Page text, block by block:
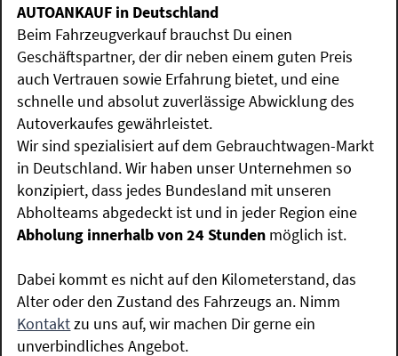
AUTOANKAUF in Deutschland
Beim Fahrzeugverkauf brauchst Du einen
Geschäftspartner, der dir neben einem guten Preis
auch Vertrauen sowie Erfahrung bietet, und eine
schnelle und absolut zuverlässige Abwicklung des
Autoverkaufes gewährleistet.
Wir sind spezialisiert auf dem Gebrauchtwagen-Markt
in Deutschland. Wir haben unser Unternehmen so
konzipiert, dass jedes Bundesland mit unseren
Abholteams abgedeckt ist und in jeder Region eine
Abholung innerhalb von 24 Stunden möglich ist.
Dabei kommt es nicht auf den Kilometerstand, das
Alter oder den Zustand des Fahrzeugs an. Nimm
Kontaktzu uns auf, wir machen Dir gerne ein
unverbindliches Angebot.